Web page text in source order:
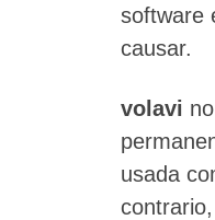
software
causar.
volavi
usada